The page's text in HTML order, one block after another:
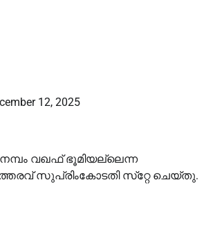
12, 2025
വഖഫ് ഭൂമിയല്ലെന്ന
സുപ്രിംകോടതി സ്‌റ്റേ ചെയ്തു.